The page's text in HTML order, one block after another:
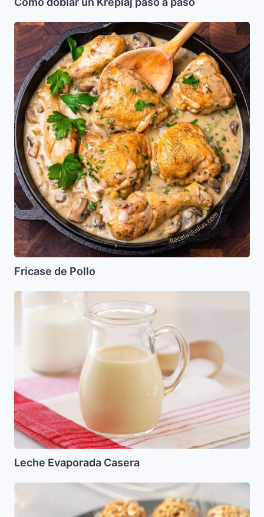
Fricase
de
Pollo
Fricase de Pollo
Leche
Leche Evaporada Casera